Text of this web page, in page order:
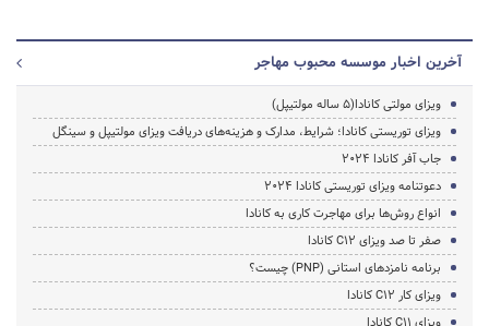
آخرین اخبار موسسه محبوب مهاجر
ویزای مولتی کانادا(5 ساله مولتیپل)
ویزای توریستی کانادا؛ شرایط، مدارک و هزینه‌های دریافت ویزای مولتیپل و سینگل
جاب آفر کانادا 2024
دعوتنامه ویزای توریستی کانادا 2024
انواع روش‌ها برای مهاجرت کاری به کانادا
صفر تا صد ویزای C12 کانادا
برنامه نامزدهای استانی (PNP) چیست؟
ویزای کار C12 کانادا